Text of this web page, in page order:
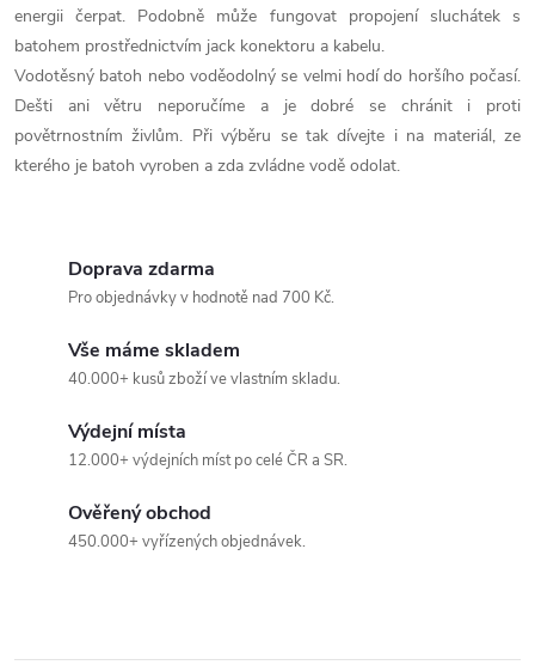
energii čerpat. Podobně může fungovat propojení sluchátek s
batohem prostřednictvím jack konektoru a kabelu.
Vodotěsný batoh nebo voděodolný se velmi hodí do horšího počasí.
Dešti ani větru neporučíme a je dobré se chránit i proti
povětrnostním živlům. Při výběru se tak dívejte i na materiál, ze
kterého je batoh vyroben a zda zvládne vodě odolat.
Doprava zdarma
Pro objednávky v hodnotě nad 700 Kč.
Vše máme skladem
40.000+ kusů zboží ve vlastním skladu.
Výdejní místa
12.000+ výdejních míst po celé ČR a SR.
Ověřený obchod
450.000+ vyřízených objednávek.